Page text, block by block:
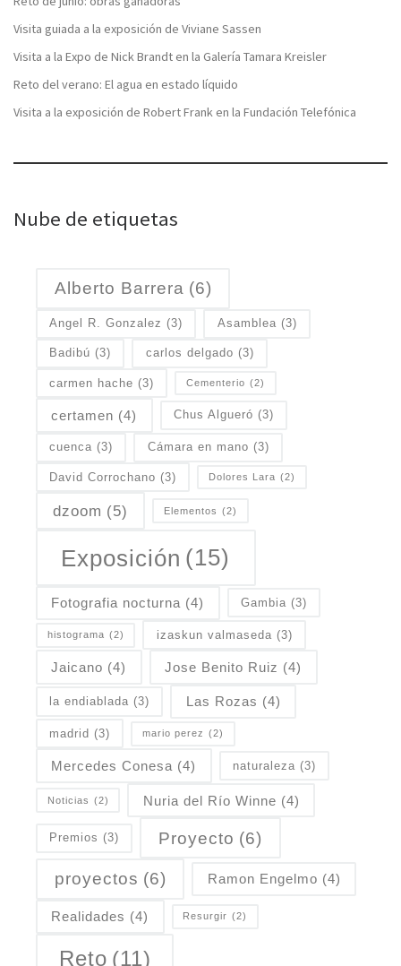
Visita guiada a la exposición de Viviane Sassen
Visita a la Expo de Nick Brandt en la Galería Tamara Kreisler
Reto del verano: El agua en estado líquido
Visita a la exposición de Robert Frank en la Fundación Telefónica
Nube de etiquetas
Alberto Barrera (6)
Angel R. Gonzalez (3) Asamblea (3)
Badibú (3) carlos delgado (3)
carmen hache (3) Cementerio (2)
certamen (4) Chus Algueró (3)
cuenca (3) Cámara en mano (3)
David Corrochano (3) Dolores Lara (2)
dzoom (5) Elementos (2)
Exposición (15)
Fotografia nocturna (4) Gambia (3)
histograma (2) izaskun valmaseda (3)
Jaicano (4) Jose Benito Ruiz (4)
la endiablada (3) Las Rozas (4)
madrid (3) mario perez (2)
Mercedes Conesa (4) naturaleza (3)
Noticias (2) Nuria del Río Winne (4)
Premios (3) Proyecto (6)
proyectos (6) Ramon Engelmo (4)
Realidades (4) Resurgir (2)
Reto (11)